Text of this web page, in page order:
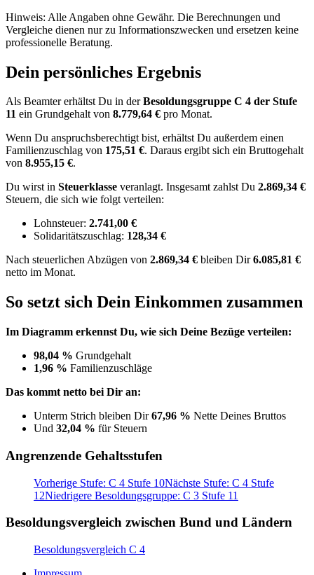
Hinweis: Alle Angaben ohne Gewähr. Die Berechnungen und
Vergleiche dienen nur zu Informationszwecken und ersetzen keine
professionelle Beratung.
Dein persönliches Ergebnis
Als Beamter erhältst Du in derBesoldungsgruppe C 4 der Stufe
11 ein Grundgehalt von 8.779,64 € pro Monat.
Wenn Du anspruchsberechtigt bist, erhältst Du außerdem einen
Familienzuschlag von 175,51 €. Daraus ergibt sich ein Bruttogehalt
von 8.955,15 €.
Du wirst in Steuerklasse veranlagt. Insgesamt zahlst Du 2.869,34 €
Steuern, die sich wie folgt verteilen:
Lohnsteuer: 2.741,00 €
Solidaritätszuschlag: 128,34 €
Nach steuerlichen Abzügen von 2.869,34 € bleiben Dir6.085,81 €
netto im Monat.
So setzt sich Dein Einkommen zusammen
Im Diagramm erkennst Du, wie sich Deine Bezüge verteilen:
98,04 % Grundgehalt
1,96 % Familienzuschläge
Das kommt netto bei Dir an:
Unterm Strich bleiben Dir67,96 % Nette Deines Bruttos
Und 32,04 % für Steuern
Angrenzende Gehaltsstufen
Vorherige Stufe: C 4 Stufe 10Nächste Stufe: C 4 Stufe
12Niedrigere Besoldungsgruppe: C 3 Stufe 11
Besoldungsvergleich zwischen Bund und Ländern
Besoldungsvergleich C 4